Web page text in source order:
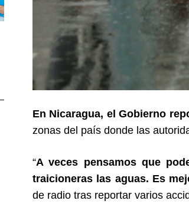
En Nicaragua, el Gobierno
zonas del país donde las
“A veces pensamos que
traicioneras las aguas. Es
de radio tras reportar varios